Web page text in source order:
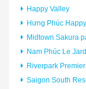
Happy Valley
Hưng Phúc
Midtown Sakura
Nam Phúc Le
Riverpark Premier
Saigon South